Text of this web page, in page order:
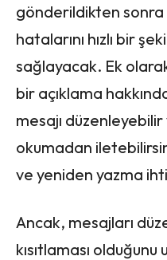
gönderildikten sonra
hatalarını hızlı bir
sağlayacak. Ek
bir açıklama
mesajı düzenleyebilir
okumadan
ve yeniden yazma
Ancak, mesajları
kısıtlaması